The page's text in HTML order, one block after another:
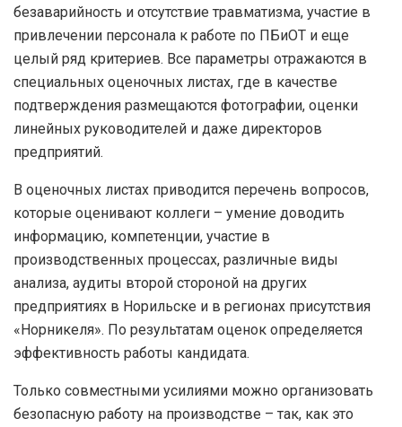
безаварийность и отсутствие травматизма, участие в
привлечении персонала к работе по ПБиОТ и еще
целый ряд критериев. Все параметры отражаются в
специальных оценочных листах, где в качестве
подтверждения размещаются фотографии, оценки
линейных руководителей и даже директоров
предприятий.
В оценочных листах приводится перечень вопросов,
которые оценивают коллеги – умение доводить
информацию, компетенции, участие в
производственных процессах, различные виды
анализа, аудиты второй стороной на других
предприятиях в Норильске и в регионах присутствия
«Норникеля». По результатам оценок определяется
эффективность работы кандидата.
Только совместными усилиями можно организовать
безопасную работу на производстве – так, как это